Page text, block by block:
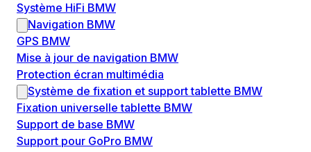
Système HiFi BMW
Navigation BMW
GPS BMW
Mise à jour de navigation BMW
Protection écran multimédia
Système de fixation et support tablette BMW
Fixation universelle tablette BMW
Support de base BMW
Support pour GoPro BMW